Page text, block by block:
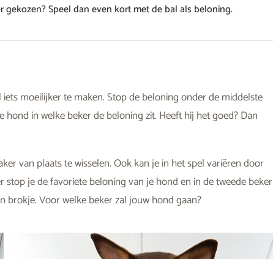
Speel dan even kort met de bal als beloning.
moeilijker te maken. Stop de beloning onder de middelste
in welke beker de beloning zit. Heeft hij het goed? Dan
van plaats te wisselen. Ook kan je in het spel variëren door
je de favoriete beloning van je hond en in de tweede beker
brokje. Voor welke beker zal jouw hond gaan?